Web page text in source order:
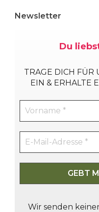
Newsletter
Du
TRAGE DICH FÜR
EIN & ERHALTE
Wir senden